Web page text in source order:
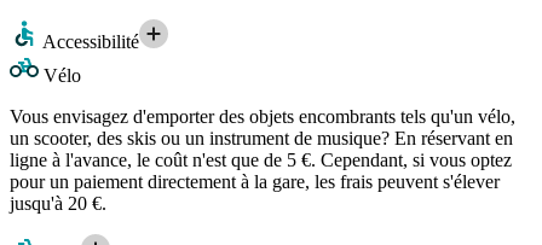
Accessibilité
Vélo
Vous envisagez d'emporter des objets encombrants tels qu'un vélo,
un scooter, des skis ou un instrument de musique? En réservant en
ligne à l'avance, le coût n'est que de 5 €. Cependant, si vous optez
pour un paiement directement à la gare, les frais peuvent s'élever
jusqu'à 20 €.